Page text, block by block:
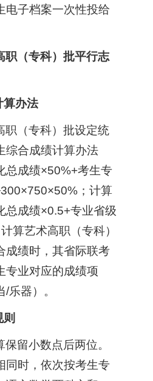
电子档案一次性投给
职（专科）批平行志
算办法
职（专科）批设定统
综合成绩计算办法
总成绩×50%+考生专
；计算
总成绩×0.5+专业省级
算艺术高职（专科）
成绩时，其省际联考
专业对应的成绩项
/乐器）。
留小数点后两位。
同时，依次按考生专